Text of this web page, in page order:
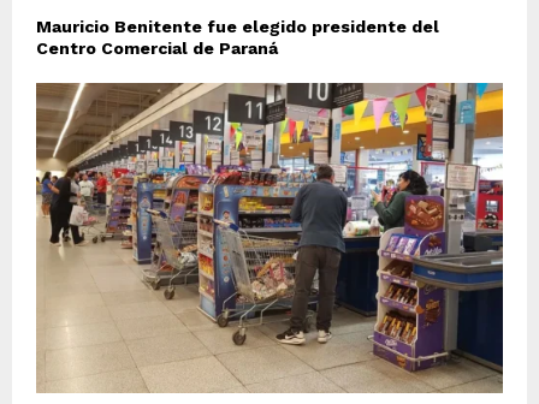
Mauricio Benitente fue elegido presidente del
Centro Comercial de Paraná